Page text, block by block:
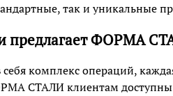
так и уникальные
предлагает ФОРМА
комплекс операций,
СТАЛИ клиентам